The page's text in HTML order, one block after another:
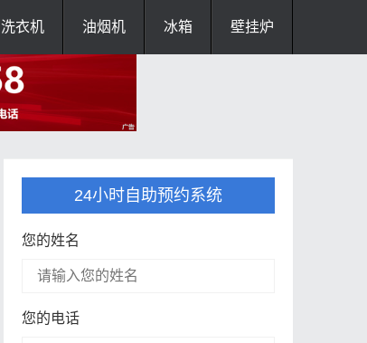
洗衣机 油烟机 冰箱 壁挂炉
24小时自助预约系统
您的姓名
您的电话